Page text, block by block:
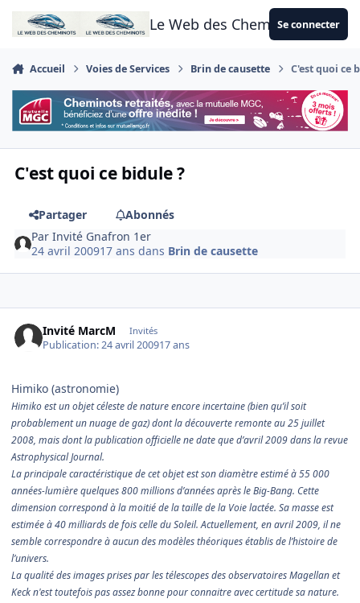
Aller au contenu
Le Web des CheminotsSe connecter
Accueil Voies de Services Brin de causette C'est quoi ce
C'est quoi ce bidule ?
Partager
Abonnés
ParInvité Gnafron 1er
24 avril 200917 ans dans Brin de causette
Invité MarcM Invités
Publication:24 avril 200917 ans
Himiko (astronomie)
Himiko est un objet céleste de nature encore incertaine (bien qu’il soit
probablement un nuage de gaz) dont la découverte remonte au 25 juillet
2008, mais dont la publication officielle ne date que d’avril 2009 dans la revue
Astrophysical Journal.
La principale caractéristique de cet objet est son diamètre estimé à 55 000
années-lumière quelques 800 millions d’années après le Big-Bang. Cette
dimension correspond à la moitié de la taille de la Voie lactée. Sa masse est
estimée à 40 milliards de fois celle du Soleil. Actuellement, en avril 2009, il ne
semble correspondre à aucun des modèles théoriques établis de l’histoire de
l’univers.
La qualité des images prises par les télescopes des observatoires Magellan et
Keck n'est toutefois pas assez bonne pour connaitre avec certitude sa nature.